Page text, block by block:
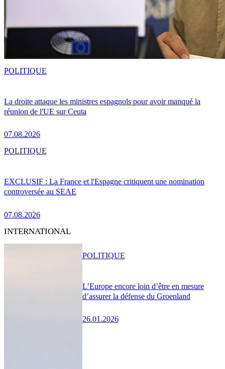
La droite attaque les ministres espagnols pour avoir manqué la
réunion de l'UE sur Ceuta
07.08.2026
POLITIQUE
EXCLUSIF : La France et l'Espagne critiquent une nomination
controversée au SEAE
07.08.2026
POLITIQUE
INTERNATIONAL
L’Europe encore loin d’être en mesure
d’assurer la défense du Groenland
26.01.2026
POLITIQUE